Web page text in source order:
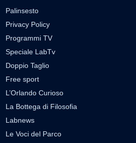
Palinsesto
Privacy Policy
Programmi TV
Speciale LabTv
Doppio Taglio
Free sport
L’Orlando Curioso
La Bottega di Filosofia
Labnews
Le Voci del Parco